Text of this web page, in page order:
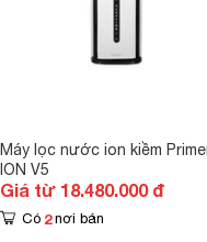
Máy lọc nước ion kiềm
ION V5
Giá từ 18.480.000 đ
Có 2 nơi bán